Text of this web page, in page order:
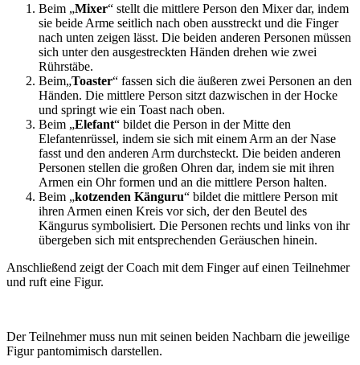
Beim „Mixer“ stellt die mittlere Person den Mixer dar, indem
sie beide Arme seitlich nach oben ausstreckt und die Finger
nach unten zeigen lässt. Die beiden anderen Personen müssen
sich unter den ausgestreckten Händen drehen wie zwei
Rührstäbe.
Beim„Toaster“ fassen sich die äußeren zwei Personen an den
Händen. Die mittlere Person sitzt dazwischen in der Hocke
und springt wie ein Toast nach oben.
Beim „Elefant“ bildet die Person in der Mitte den
Elefantenrüssel, indem sie sich mit einem Arm an der Nase
fasst und den anderen Arm durchsteckt. Die beiden anderen
Personen stellen die großen Ohren dar, indem sie mit ihren
Armen ein Ohr formen und an die mittlere Person halten.
Beim „kotzenden Känguru“ bildet die mittlere Person mit
ihren Armen einen Kreis vor sich, der den Beutel des
Kängurus symbolisiert. Die Personen rechts und links von ihr
übergeben sich mit entsprechenden Geräuschen hinein.
Anschließend zeigt der Coach mit dem Finger auf einen Teilnehmer
und ruft eine Figur.
Der Teilnehmer muss nun mit seinen beiden Nachbarn die jeweilige
Figur pantomimisch darstellen.